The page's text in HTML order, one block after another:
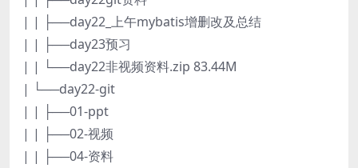
| | ├──day22_上午mybatis增删改及总结
| | ├──day23预习
| | └──day22非视频资料.zip 83.44M
| └──day22-git
| | ├──01-ppt
| | ├──02-视频
| | ├──04-资料